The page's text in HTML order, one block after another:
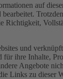
auf
bearbeitet.
Richtigkeit,
und
für ihre Inhalte,
Angebote
Links zu dieser